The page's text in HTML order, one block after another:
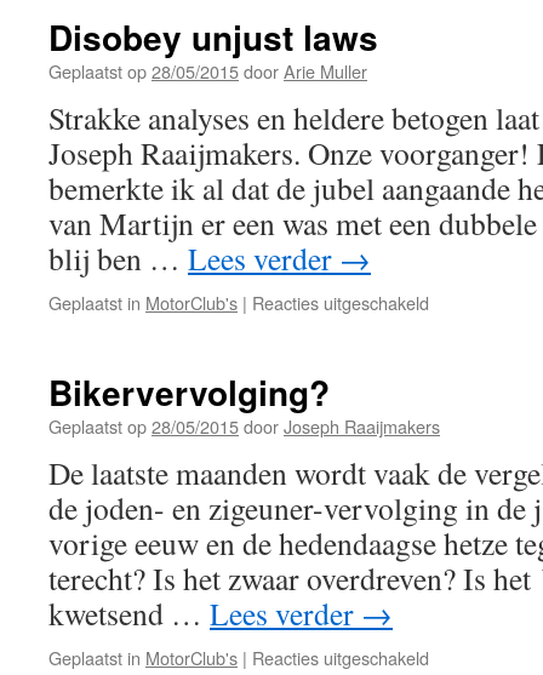
Disobey unjust laws
Geplaatst op28/05/2015doorArie Muller
Strakke analyses en heldere betogen
Joseph Raaijmakers. Onze voorganger!
bemerkte ik al dat de jubel aangaande
van Martijn er een was met een
blij ben … Lees verder →
Geplaatst in MotorClub's | Reacties uitgeschakeld
Bikervervolging?
Geplaatst op28/05/2015doorJoseph Raaijmakers
De laatste maanden wordt vaak de
de joden- en zigeuner-vervolging in de
vorige eeuw en de hedendaagse hetze
terecht? Is het zwaar overdreven? Is
kwetsend … Lees verder →
Geplaatst in MotorClub's | Reacties uitgeschakeld